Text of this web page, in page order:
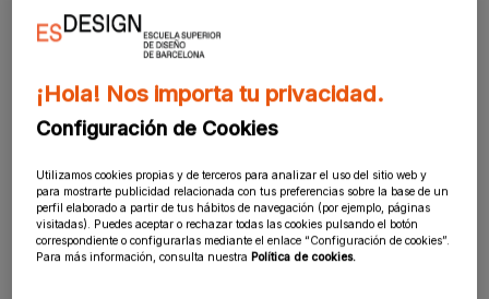
cuales se informará al Usuario en cada caso
concreto.
3) Acceso a la página web y Contraseñas
En general no se exige la previa suscripción o
página web, sin perjuicio de que para la utilización
de determinados servicios o contenidos de la
misma se deba realizar dicha suscripción o
¡Hola! Nos importa tu privacidad.
Configuración de Cookies
Utilizamos cookies propias y de terceros para analizar el uso del sitio web y
para mostrarte publicidad relacionada con tus preferencias sobre la base de un
perfil elaborado a partir de tus hábitos de navegación (por ejemplo, páginas
visitadas). Puedes aceptar o rechazar todas las cookies pulsando el botón
correspondiente o configurarlas mediante el enlace “Configuración de cookies”.
Para más información, consulta nuestraPolítica de cookies.